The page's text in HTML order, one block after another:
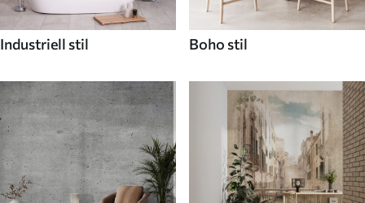
Industriell stil Boho stil